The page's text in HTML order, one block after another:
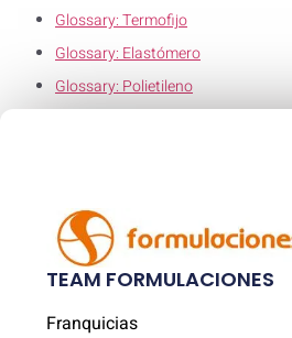
Glossary: Termofijo
Glossary: Elastómero
Glossary: Polietileno
TEAM FORMULACIONES
Franquicias